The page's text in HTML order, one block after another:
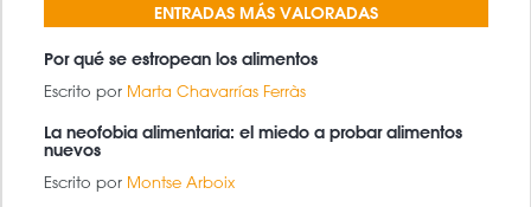
ENTRADAS MÁS VALORADAS
Por qué se estropean los alimentos
Escrito por Marta Chavarrías Ferràs
La neofobia alimentaria: el miedo a probar alimentos
nuevos
Escrito por Montse Arboix